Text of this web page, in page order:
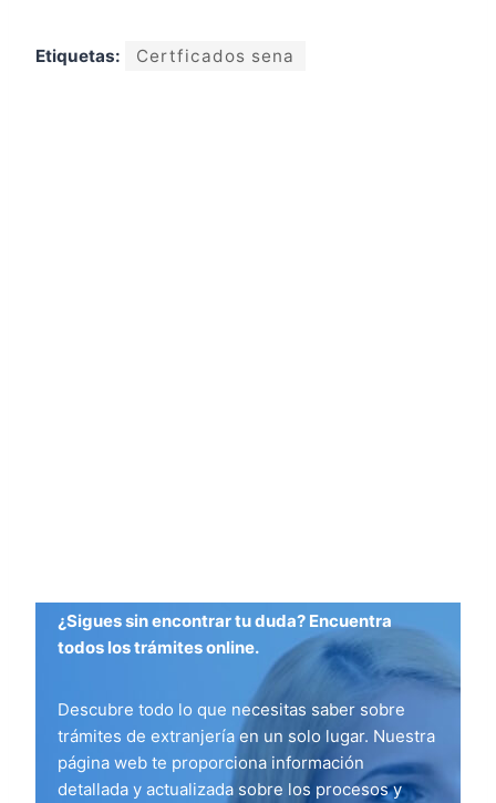
Etiquetas: Certficados sena
¿Sigues sin encontrar tu duda? Encuentra
todos los trámites online.
Descubre todo lo que necesitas saber sobre
trámites de extranjería en un solo lugar. Nuestra
página web te proporciona información
detallada y actualizada sobre los procesos y